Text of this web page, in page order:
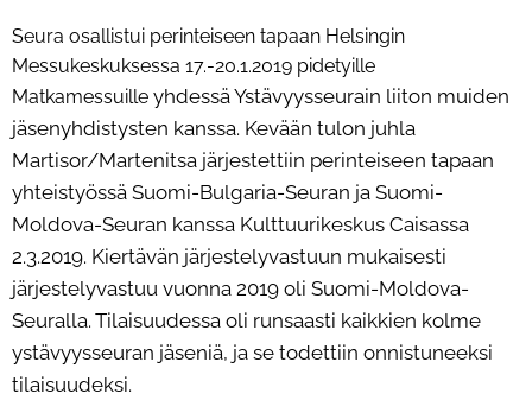
Seura osallistui perinteiseen tapaan Helsingin
Messukeskuksessa 17.-20.1.2019 pidetyille
Matkamessuille yhdessä Ystävyysseurain liiton muiden
jäsenyhdistysten kanssa. Kevään tulon juhla
Martisor/Martenitsa järjestettiin perinteiseen tapaan
yhteistyössä Suomi-Bulgaria-Seuran ja Suomi-
Moldova-Seuran kanssa Kulttuurikeskus Caisassa
2.3.2019. Kiertävän järjestelyvastuun mukaisesti
järjestelyvastuu vuonna 2019 oli Suomi-Moldova-
Seuralla. Tilaisuudessa oli runsaasti kaikkien kolme
ystävyysseuran jäseniä, ja se todettiin onnistuneeksi
tilaisuudeksi.